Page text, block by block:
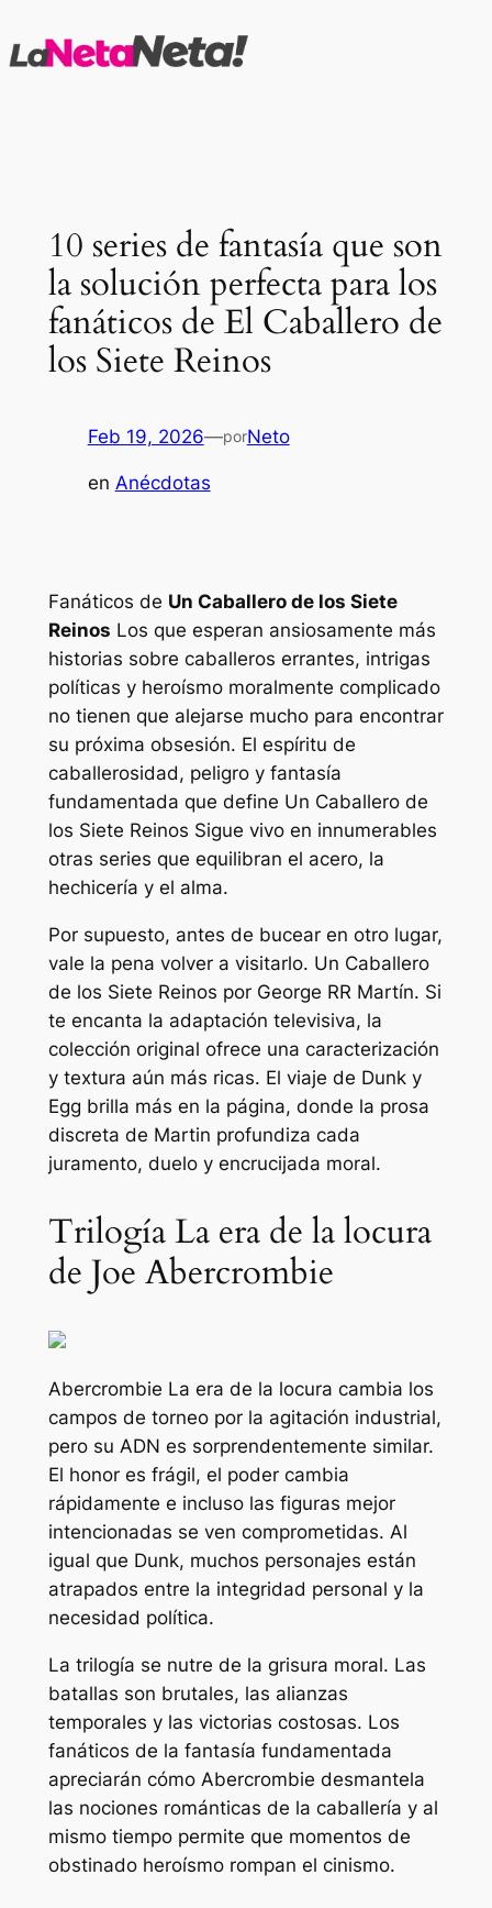
al
10 series de fantasía que son
la solución perfecta para los
fanáticos de El Caballero de
los Siete Reinos
Feb 19, 2026—porNeto
en Anécdotas
Fanáticos de Un Caballero de los Siete
Reinos Los que esperan ansiosamente más
historias sobre caballeros errantes, intrigas
políticas y heroísmo moralmente complicado
no tienen que alejarse mucho para encontrar
su próxima obsesión. El espíritu de
caballerosidad, peligro y fantasía
fundamentada que define Un Caballero de
los Siete Reinos Sigue vivo en innumerables
otras series que equilibran el acero, la
hechicería y el alma.
Por supuesto, antes de bucear en otro lugar,
vale la pena volver a visitarlo. Un Caballero
de los Siete Reinos por George RR Martín. Si
te encanta la adaptación televisiva, la
colección original ofrece una caracterización
y textura aún más ricas. El viaje de Dunk y
Egg brilla más en la página, donde la prosa
discreta de Martin profundiza cada
juramento, duelo y encrucijada moral.
Trilogía La era de la locura
de Joe Abercrombie
Abercrombie La era de la locura cambia los
campos de torneo por la agitación industrial,
pero su ADN es sorprendentemente similar.
El honor es frágil, el poder cambia
rápidamente e incluso las figuras mejor
intencionadas se ven comprometidas. Al
igual que Dunk, muchos personajes están
atrapados entre la integridad personal y la
necesidad política.
La trilogía se nutre de la grisura moral. Las
batallas son brutales, las alianzas
temporales y las victorias costosas. Los
fanáticos de la fantasía fundamentada
apreciarán cómo Abercrombie desmantela
las nociones románticas de la caballería y al
mismo tiempo permite que momentos de
obstinado heroísmo rompan el cinismo.